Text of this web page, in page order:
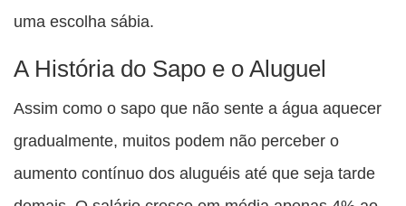
uma escolha sábia.
A História do Sapo e o Aluguel
Assim como o sapo que não sente a água aquecer
gradualmente, muitos podem não perceber o
aumento contínuo dos aluguéis até que seja tarde